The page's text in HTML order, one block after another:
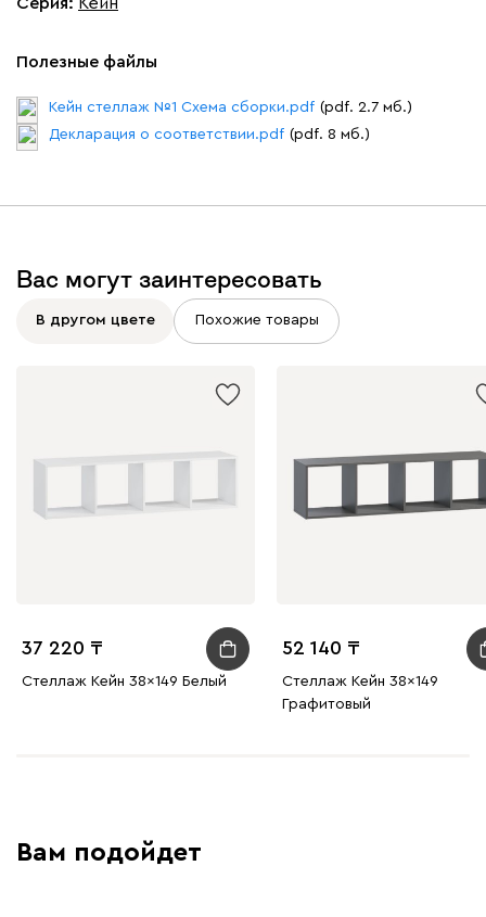
Полезные файлы
Кейн стеллаж №1 Схема сборки.pdf (pdf. 2.7 мб.)
Декларация о соответствии.pdf (pdf. 8 мб.)
Вас могут заинтересовать
В другом цвете Похожие товары
37 220
Стеллаж Кейн 38x149 Белый
52 140
Стеллаж Кейн 38x149
Графитовый
Вам подойдет